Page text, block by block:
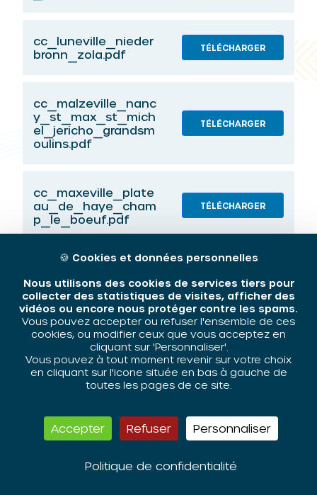
cc_luneville_nieder
bronn_zola.pdf
TÉLÉCHARGER
cc_malzeville_nanc
y_st_max_st_mich
el_jericho_grandsm
oulins.pdf
TÉLÉCHARGER
cc_maxeville_plate
au_de_haye_cham
p_le_boeuf.pdf
TÉLÉCHARGER
rtin_val_saint_mart
in.pdf
TÉLÉCHARGER
cc_nancy_hausson
ville.pdf
TÉLÉCHARGER
de_haye_maxeville.
pdf
TÉLÉCHARGER
🍪 Cookies et données personnelles
Nous utilisons des cookies de services tiers pour
collecter des statistiques de visites, afficher des
vidéos ou encore nous protéger contre les spams.
Vous pouvez accepter ou refuser l'ensemble de ces
cookies, ou modifier ceux que vous acceptez en
cliquant sur 'Personnaliser'.
Vous pouvez à tout moment revenir sur votre choix
en cliquant sur l'icone située en bas à gauche de
toutes les pages de ce site.
Accepter Refuser Personnaliser
Politique de confidentialité